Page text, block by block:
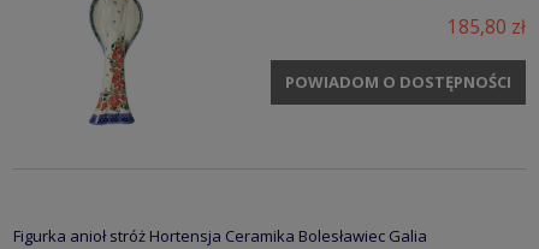
185,80 zł
POWIADOM O DOSTĘPNOŚCI
Figurka anioł stróż Hortensja Ceramika Bolesławiec Galia